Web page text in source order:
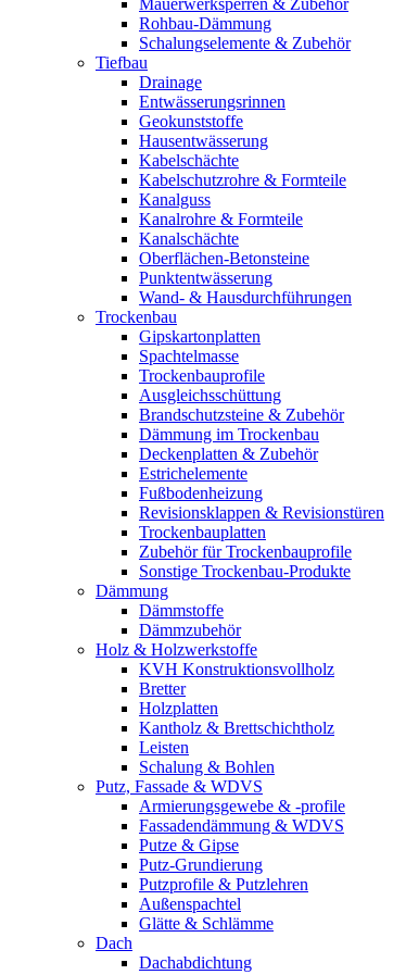
Mauerwerksperren & Zubehör
Rohbau-Dämmung
Schalungselemente & Zubehör
Tiefbau
Drainage
Entwässerungsrinnen
Geokunststoffe
Hausentwässerung
Kabelschächte
Kabelschutzrohre & Formteile
Kanalguss
Kanalrohre & Formteile
Kanalschächte
Oberflächen-Betonsteine
Punktentwässerung
Wand- & Hausdurchführungen
Trockenbau
Gipskartonplatten
Spachtelmasse
Trockenbauprofile
Ausgleichsschüttung
Brandschutzsteine & Zubehör
Dämmung im Trockenbau
Deckenplatten & Zubehör
Estrichelemente
Fußbodenheizung
Revisionsklappen & Revisionstüren
Trockenbauplatten
Zubehör für Trockenbauprofile
Sonstige Trockenbau-Produkte
Dämmung
Dämmstoffe
Dämmzubehör
Holz & Holzwerkstoffe
KVH Konstruktionsvollholz
Bretter
Holzplatten
Kantholz & Brettschichtholz
Leisten
Schalung & Bohlen
Putz, Fassade & WDVS
Armierungsgewebe & -profile
Fassadendämmung & WDVS
Putze & Gipse
Putz-Grundierung
Putzprofile & Putzlehren
Außenspachtel
Glätte & Schlämme
Dach
Dachabdichtung